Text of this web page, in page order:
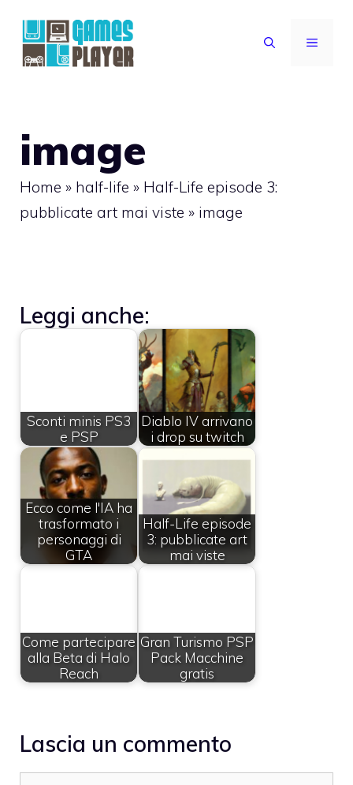
contenuto
MENU
image
Home » half-life » Half-Life episode 3:
pubblicate art mai viste » image
Leggi anche:
Sconti minis PS3
e PSP
Diablo IV arrivano
i drop su twitch
Ecco come l'IA ha
trasformato i
personaggi di
GTA
Half-Life episode
3: pubblicate art
mai viste
Come partecipare
alla Beta di Halo
Reach
Gran Turismo PSP
Pack Macchine
gratis
Lascia un commento